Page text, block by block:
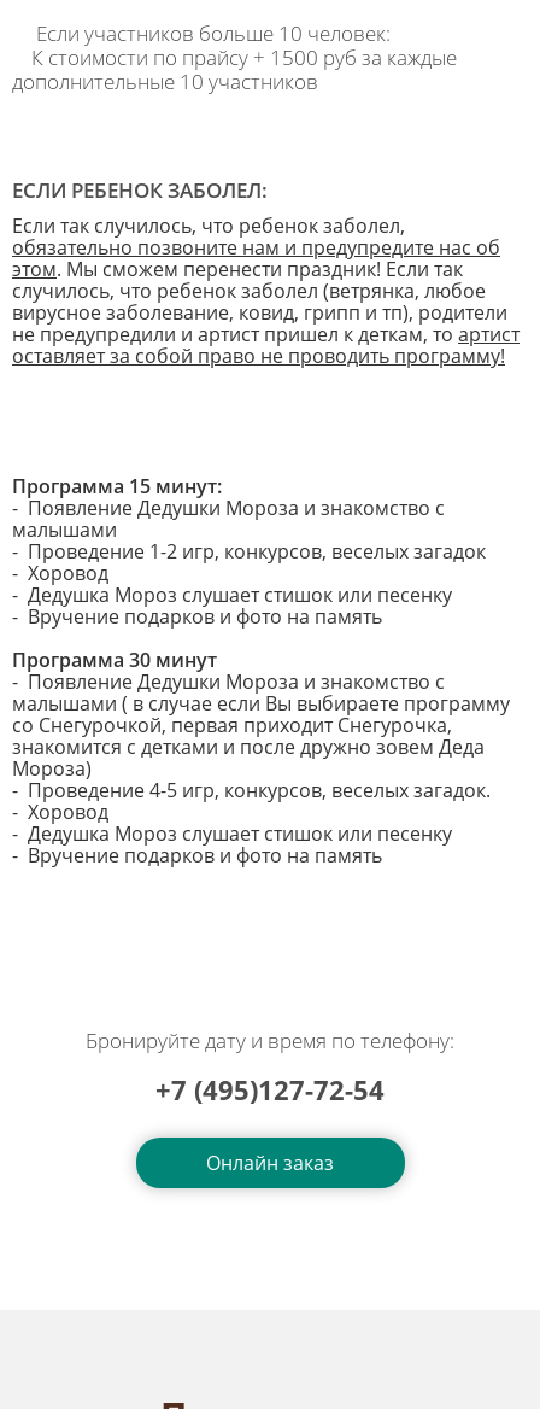
Если участников больше 10 человек:
К стоимости по прайсу + 1500 руб за каждые
дополнительные 10 участников
ЕСЛИ РЕБЕНОК ЗАБОЛЕЛ:
Если так случилось, что ребенок заболел,
обязательно позвоните нам и предупредите нас об
этом. Мы сможем перенести праздник! Если так
случилось, что ребенок заболел (ветрянка, любое
вирусное заболевание, ковид, грипп и тп), родители
не предупредили и артист пришел к деткам, то артист
оставляет за собой право не проводить программу!
Программа 15 минут:
- Появление Дедушки Мороза и знакомство с
малышами
- Проведение 1-2 игр, конкурсов, веселых загадок
- Хоровод
- Дедушка Мороз слушает стишок или песенку
- Вручение подарков и фото на память
Программа 30 минут
- Появление Дедушки Мороза и знакомство с
малышами ( в случае если Вы выбираете программу
со Снегурочкой, первая приходит Снегурочка,
знакомится с детками и после дружно зовем Деда
Мороза)
- Проведение 4-5 игр, конкурсов, веселых загадок.
- Хоровод
- Дедушка Мороз слушает стишок или песенку
- Вручение подарков и фото на память
Бронируйте дату и время по телефону:
+7 (495)127-72-54
Онлайн заказ